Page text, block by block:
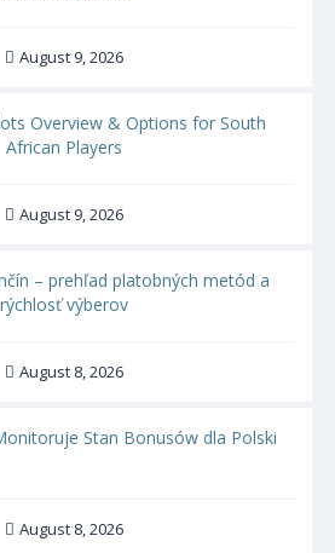
August 9, 2026
Overview & Options for South
African Players
August 9, 2026
– prehľad platobných metód a
rýchlosť výberov
August 8, 2026
Stan Bonusów dla Polski
August 8, 2026